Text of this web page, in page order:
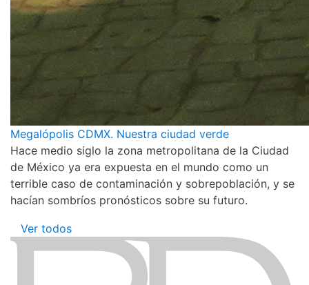
Megalópolis CDMX. Nuestra ciudad verde
Hace medio siglo la zona metropolitana de la Ciudad
de México ya era expuesta en el mundo como un
terrible caso de contaminación y sobrepoblación, y se
hacían sombríos pronósticos sobre su futuro.
Ver todos